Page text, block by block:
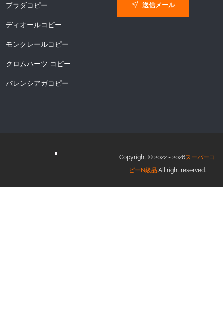
プラダコピー
ディオールコピー
モンクレールコピー
クロムハーツ コピー
バレンシアガコピー
送信メール
Copyright © 2022 - 2026スーパーコ
ピーN級品.All right reserved.